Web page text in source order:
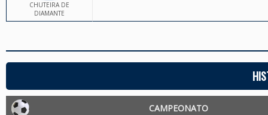
CHUTEIRA DE
DIAMANTE
CAMPEONATO